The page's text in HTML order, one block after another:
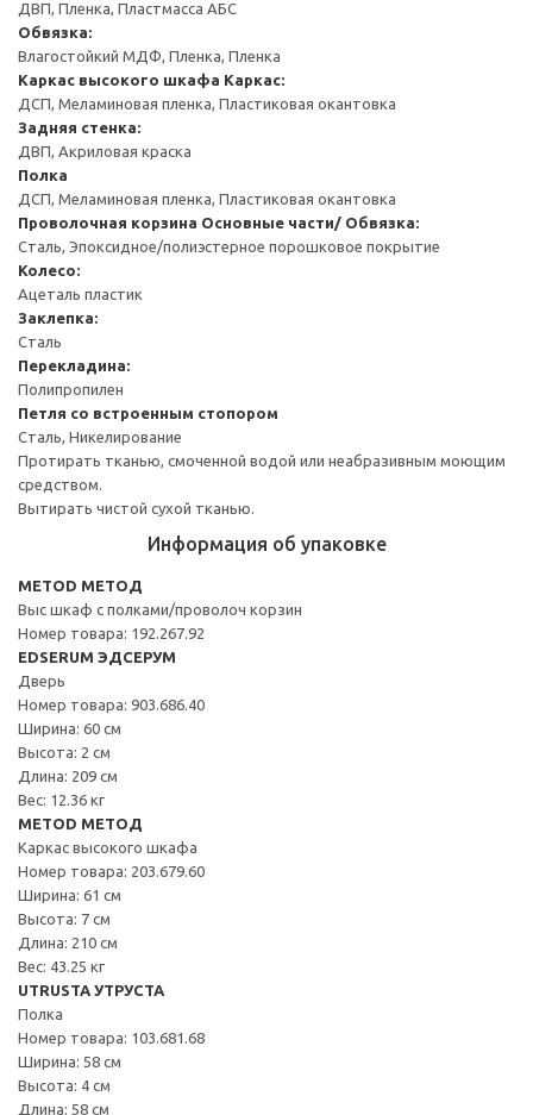
ДВП, Пленка, Пластмасса АБС
Обвязка:
Влагостойкий МДФ, Пленка, Пленка
Каркас высокого шкафа Каркас:
ДСП, Меламиновая пленка, Пластиковая окантовка
Задняя стенка:
ДВП, Акриловая краска
Полка
ДСП, Меламиновая пленка, Пластиковая окантовка
Проволочная корзина Основные части/ Обвязка:
Сталь, Эпоксидное/полиэстерное порошковое покрытие
Колесо:
Ацеталь пластик
Заклепка:
Сталь
Перекладина:
Полипропилен
Петля со встроенным стопором
Сталь, Никелирование
Протирать тканью, смоченной водой или неабразивным моющим
средством.
Вытирать чистой сухой тканью.
Информация об упаковке
METOD МЕТОД
Выс шкаф с полками/проволоч корзин
Номер товара: 192.267.92
EDSERUM ЭДСЕРУМ
Дверь
Номер товара: 903.686.40
Ширина: 60 см
Высота: 2 см
Длина: 209 см
Вес: 12.36 кг
METOD МЕТОД
Каркас высокого шкафа
Номер товара: 203.679.60
Ширина: 61 см
Высота: 7 см
Длина: 210 см
Вес: 43.25 кг
UTRUSTA УТРУСТА
Полка
Номер товара: 103.681.68
Ширина: 58 см
Высота: 4 см
Длина: 58 см